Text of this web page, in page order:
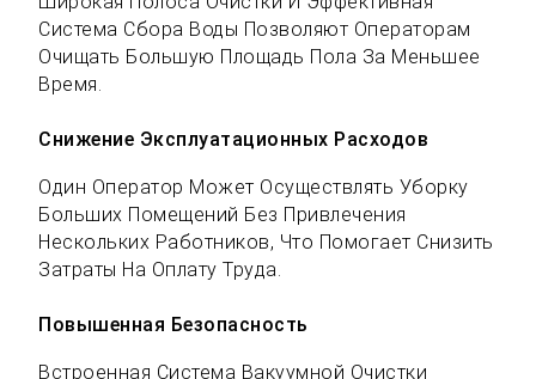
Система Сбора Воды Позволяют Операторам
Очищать Большую Площадь Пола За Меньшее
Время.
Снижение Эксплуатационных Расходов
Один Оператор Может Осуществлять Уборку
Больших Помещений Без Привлечения
Нескольких Работников, Что Помогает Снизить
Затраты На Оплату Труда.
Повышенная Безопасность
Встроенная Система Вакуумной Очистки